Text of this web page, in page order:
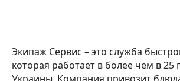
Экипаж Сервис – это служба
которая работает в более чем в 25